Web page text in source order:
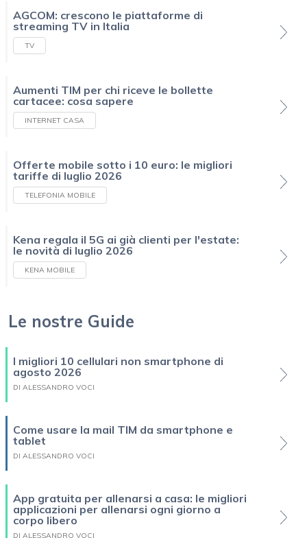
AGCOM: crescono le piattaforme di
streaming TV in Italia
TV
Aumenti TIM per chi riceve le bollette
cartacee: cosa sapere
INTERNET CASA
Offerte mobile sotto i 10 euro: le migliori
tariffe di luglio 2026
TELEFONIA MOBILE
Kena regala il 5G ai già clienti per l'estate:
le novità di luglio 2026
KENA MOBILE
Le nostre Guide
I migliori 10 cellulari non smartphone di
agosto 2026
DI ALESSANDRO VOCI
Come usare la mail TIM da smartphone e
tablet
DI ALESSANDRO VOCI
App gratuita per allenarsi a casa: le migliori
applicazioni per allenarsi ogni giorno a
corpo libero
DI ALESSANDRO VOCI